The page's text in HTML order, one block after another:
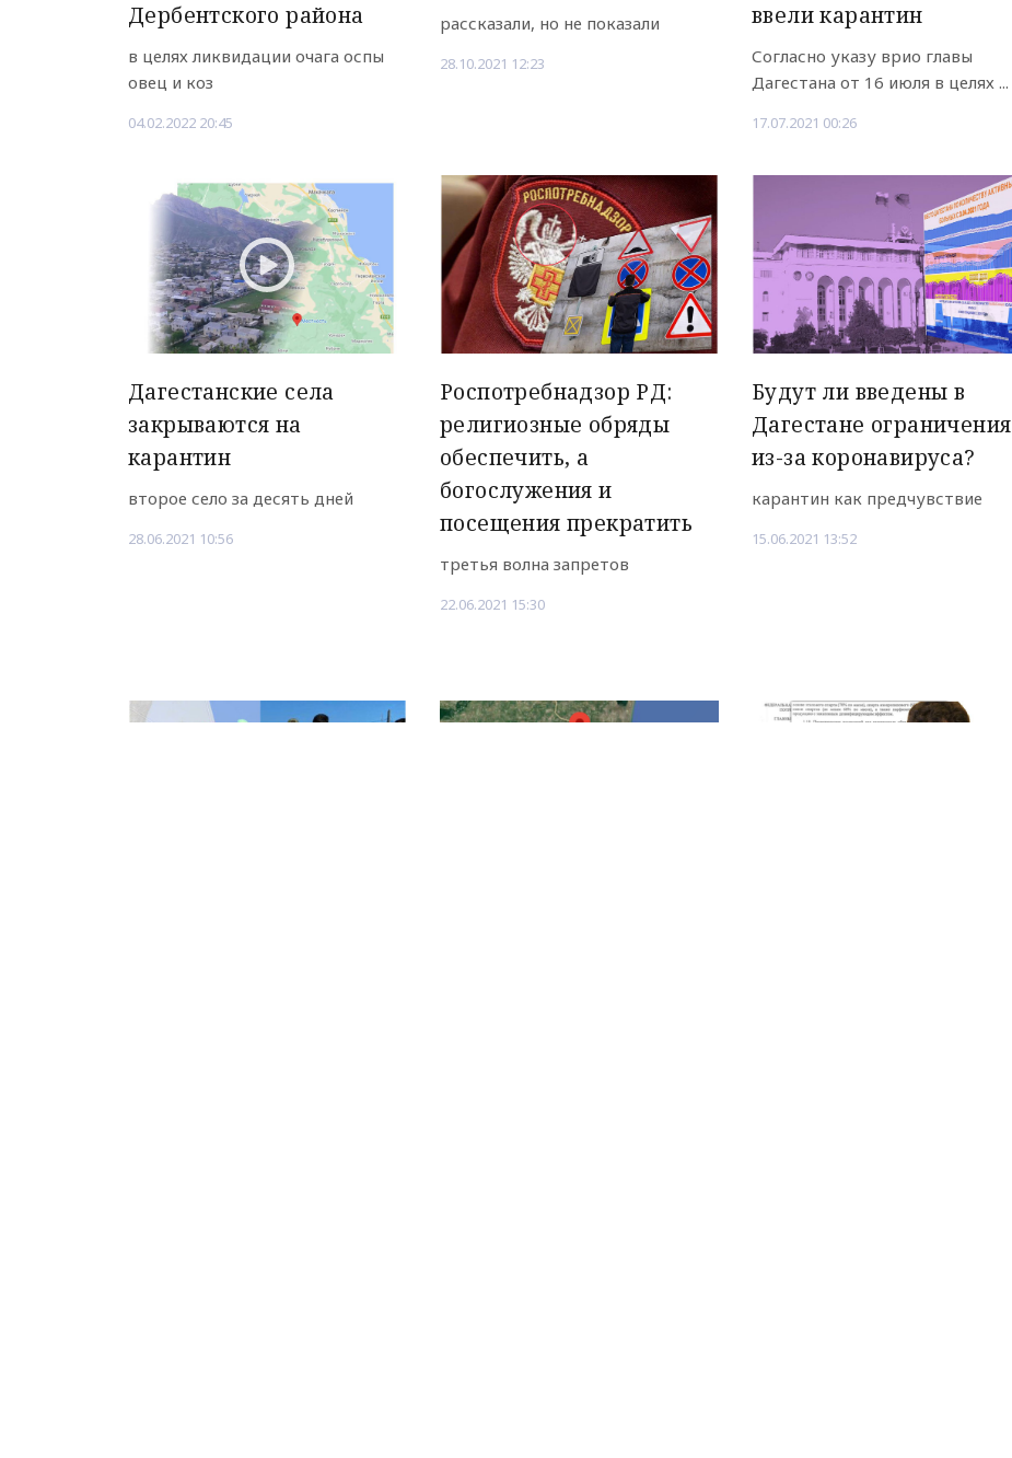
Дербентского района
в целях ликвидации очага оспы
овец и коз
04.02.2022 20:45
рассказали, но не показали
28.10.2021 12:23
ввели карантин
Согласно указу врио главы
Дагестана от 16 июля в целях ...
17.07.2021 00:26
Дагестанские села
закрываются на
карантин
второе село за десять дней
28.06.2021 10:56
Роспотребнадзор РД:
религиозные обряды
обеспечить, а
богослужения и
посещения прекратить
третья волна запретов
22.06.2021 15:30
Будут ли введены в
Дагестане ограничения
из-за коронавируса?
карантин как предчувствие
15.06.2021 13:52